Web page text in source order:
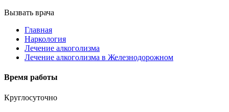
Вызвать врача
Главная
Наркология
Лечение алкоголизма
Лечение алкоголизма в Железнодорожном
Время работы
Круглосуточно